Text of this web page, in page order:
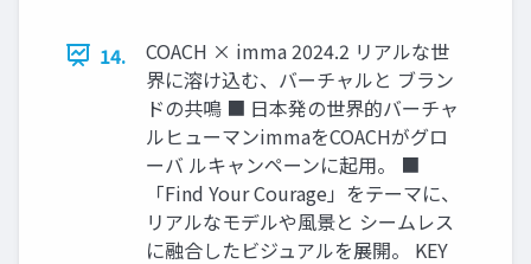
14.
COACH × imma 2024.2 リアルな世
界に溶け込む、バーチャルと ブラン
ドの共鳴 ■ ⽇本発の世界的バーチャ
ルヒューマンimmaをCOACHがグロ
ーバ ルキャンペーンに起⽤。 ■
「Find Your Courage」をテーマに、
リアルなモデルや⾵景と シームレス
に融合したビジュアルを展開。 KEY